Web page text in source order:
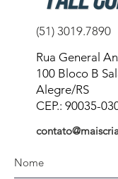
(51) 3019.7890
Rua General
100 Bloco B
Alegre/RS
CEP.: 90035-